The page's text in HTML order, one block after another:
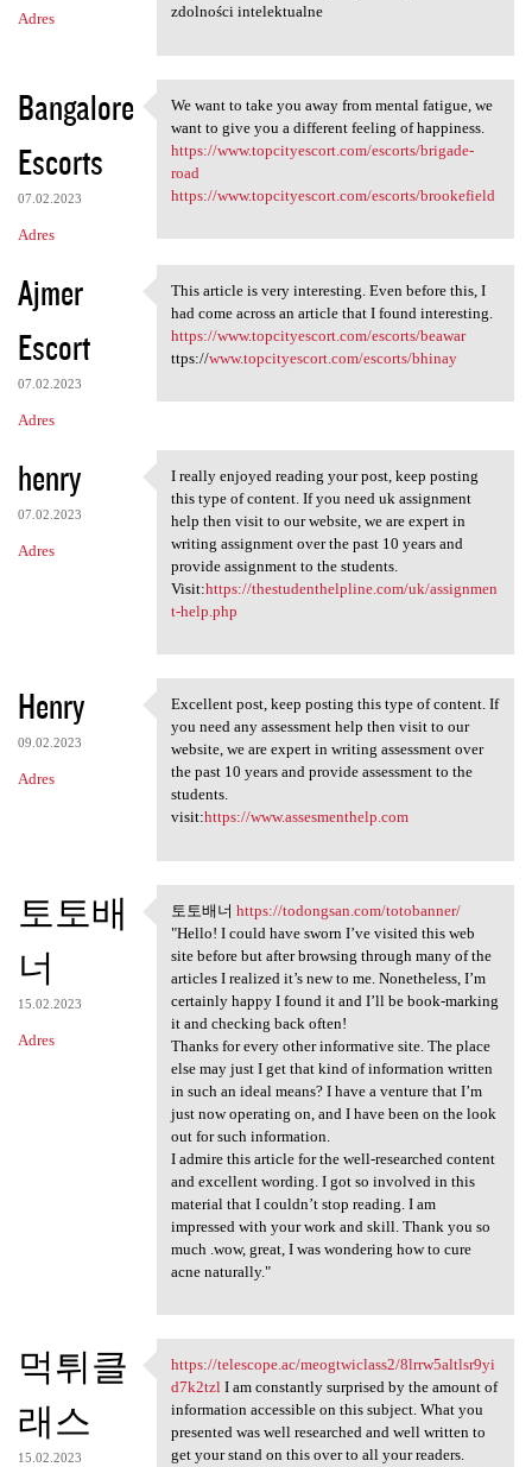
Adres
zdolności intelektualne
Bangalore
Escorts
07.02.2023
Adres
We want to take you away from
We want to take you away from mental fatigue, we
want to give you a different feeling of happiness.
https://www.topcityescort.com/escorts/brigade-
road
https://www.topcityescort.com/escorts/brookefield
Ajmer
Escort
07.02.2023
Adres
This article is very
This article is very interesting. Even before this, I
had come across an article that I found interesting.
https://www.topcityescort.com/escorts/beawar
ttps://www.topcityescort.com/escorts/bhinay
henry
07.02.2023
Adres
I really enjoyed reading your
I really enjoyed reading your post, keep posting
this type of content. If you need uk assignment
help then visit to our website, we are expert in
writing assignment over the past 10 years and
provide assignment to the students.
Visit:https://thestudenthelpline.com/uk/assignmen
t-help.php
Henry
09.02.2023
Adres
Excellent post, keep posting
Excellent post, keep posting this type of content. If
you need any assessment help then visit to our
website, we are expert in writing assessment over
the past 10 years and provide assessment to the
students.
visit:https://www.assesmenthelp.com
토토배
너
15.02.2023
Adres
토토배너 https://todongsan.com
토토배너 https://todongsan.com/totobanner/
"Hello! I could have sworn I’ve visited this web
site before but after browsing through many of the
articles I realized it’s new to me. Nonetheless, I’m
certainly happy I found it and I’ll be book-marking
it and checking back often!
Thanks for every other informative site. The place
else may just I get that kind of information written
in such an ideal means? I have a venture that I’m
just now operating on, and I have been on the look
out for such information.
I admire this article for the well-researched content
and excellent wording. I got so involved in this
material that I couldn’t stop reading. I am
impressed with your work and skill. Thank you so
much .wow, great, I was wondering how to cure
acne naturally."
먹튀클
래스
15.02.2023
https://telescope.ac
https://telescope.ac/meogtwiclass2/8lrrw5altlsr9yi
d7k2tzlI am constantly surprised by the amount of
information accessible on this subject. What you
presented was well researched and well written to
get your stand on this over to all your readers.